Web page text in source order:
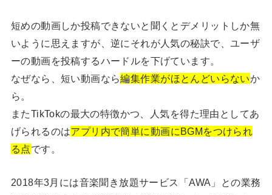
短めの動画しか投稿できないと聞くとデメリットしか無
いように思えますが、逆にそれが人気の秘訣で、ユーザ
ーの動画を投稿するハードルを下げています。
なぜなら、短い動画なら編集作業がほとんどいらないか
ら。
またTikTokの最大の特徴かつ、人気を得た理由としてあ
げられるのはアプリ内で簡単に動画にBGMをつけられ
る点です。
2018年3月には音楽聞き放題サービス「AWA」との業務